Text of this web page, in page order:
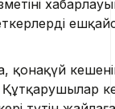
қонақүй